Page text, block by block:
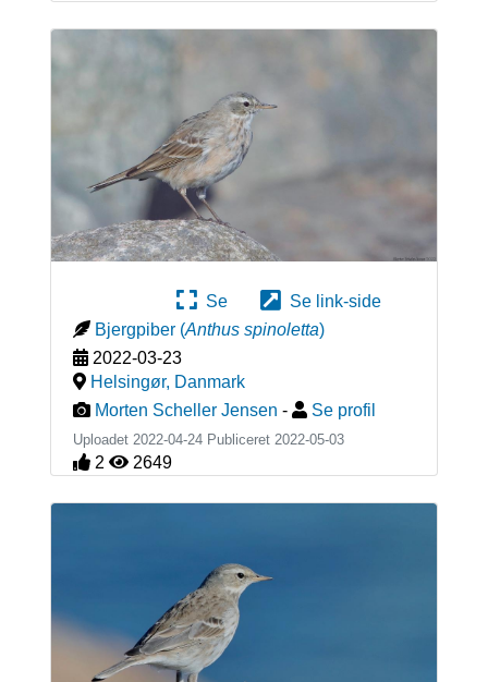
Se
Se link-side
Bjergpiber (Anthus spinoletta)
2022-03-23
Helsingør, Danmark
Morten Scheller Jensen - Se profil
Uploadet 2022-04-24 Publiceret 2022-05-03
2 2649